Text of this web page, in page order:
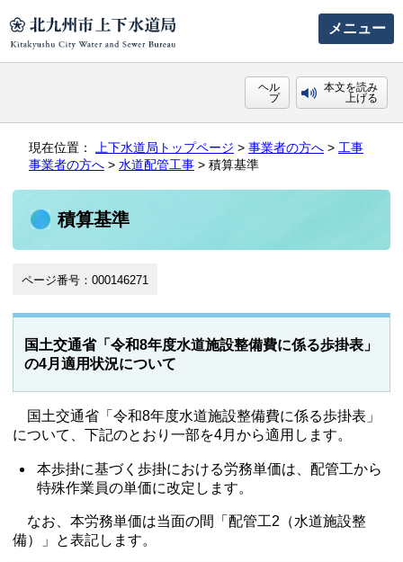
メニュー
ヘル
プ
本文を読み
上げる
現在位置： 上下水道局トップページ > 事業者の方へ > 工事
事業者の方へ > 水道配管工事 > 積算基準
積算基準
ページ番号：000146271
国土交通省「令和8年度水道施設整備費に係る歩掛表」
の4月適用状況について
国土交通省「令和8年度水道施設整備費に係る歩掛表」
について、下記のとおり一部を4月から適用します。
本歩掛に基づく歩掛における労務単価は、配管工から
特殊作業員の単価に改定します。
なお、本労務単価は当面の間「配管工2（水道施設整
備）」と表記します。